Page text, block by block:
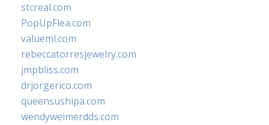
stcreal.com
PopUpFlea.com
valueml.com
rebeccatorresjewelry.com
jmpbliss.com
drjorgerico.com
queensushipa.com
wendyweimerdds.com